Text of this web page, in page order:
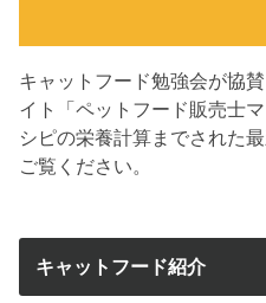
キャットフード勉強会が協
イト「ペットフード販売士
シピの栄養計算までされた
ご覧ください。
キャットフード紹介